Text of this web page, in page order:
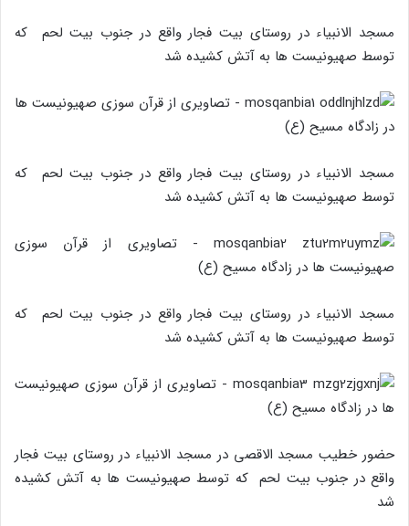
مسجد الانبیاء در روستای بیت فجار واقع در جنوب بیت لحم که
توسط صهیونیست ها به آتش کشیده شد
مسجد الانبیاء در روستای بیت فجار واقع در جنوب بیت لحم که
توسط صهیونیست ها به آتش کشیده شد
مسجد الانبیاء در روستای بیت فجار واقع در جنوب بیت لحم که
توسط صهیونیست ها به آتش کشیده شد
حضور خطیب مسجد الاقصی در مسجد الانبیاء در روستای بیت فجار
واقع در جنوب بیت لحم که توسط صهیونیست ها به آتش کشیده
شد